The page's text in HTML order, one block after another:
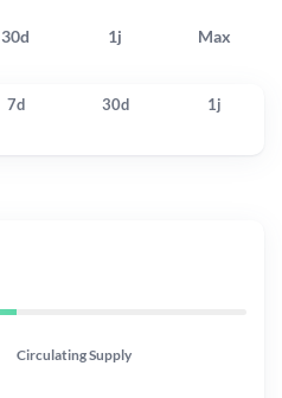
30d 1j Max
7d 30d 1j
Circulating Supply